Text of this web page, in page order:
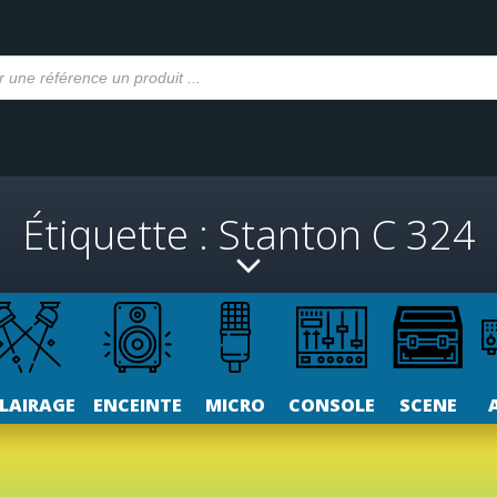
Étiquette : Stanton C 324
ENCEINTE MICRO CONSOLE SCENE